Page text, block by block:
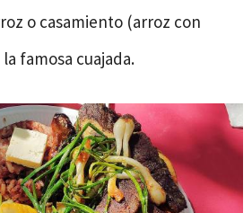
o casamiento (arroz con
famosa cuajada.